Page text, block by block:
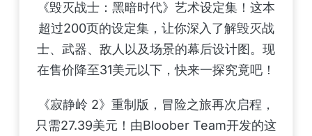
《毁灭战士：黑暗时代》艺术设定集！这本
超过200页的设定集，让你深入了解毁灭战
士、武器、敌人以及场景的幕后设计图。现
在售价降至31美元以下，快来一探究竟吧！
《寂静岭 2》重制版，冒险之旅再次启程，
只需27.39美元！由Bloober Team开发的这